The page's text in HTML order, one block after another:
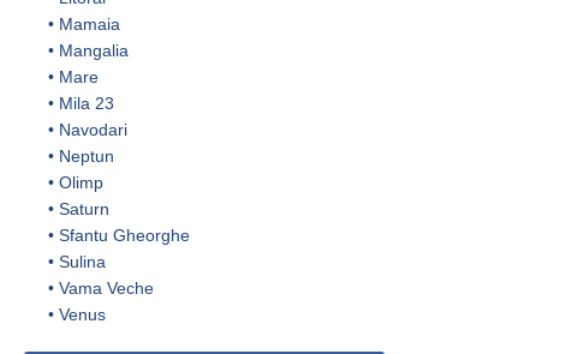
• Mamaia
• Mangalia
• Mare
• Mila 23
• Navodari
• Neptun
• Olimp
• Saturn
• Sfantu Gheorghe
• Sulina
• Vama Veche
• Venus